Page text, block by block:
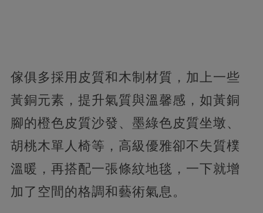
傢俱多採用皮質和木制材質，加上一些
黃銅元素，提升氣質與溫馨感，如黃銅
腳的橙色皮質沙發、墨綠色皮質坐墩、
胡桃木單人椅等，高級優雅卻不失質樸
溫暖，再搭配一張條紋地毯，一下就增
加了空間的格調和藝術氣息。